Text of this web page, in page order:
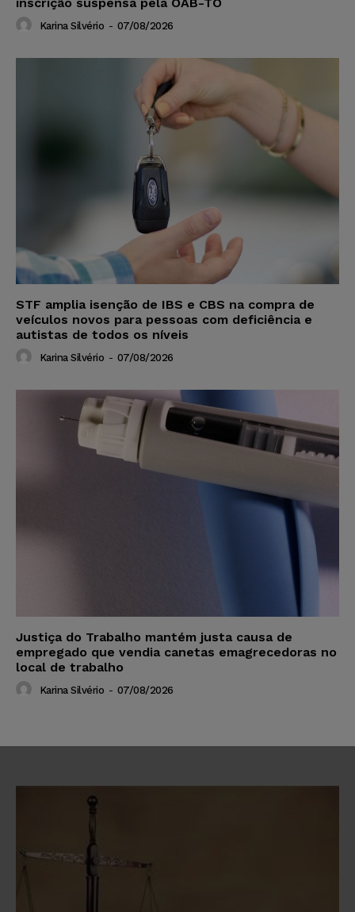
Karina Silvério - 07/08/2026
STF amplia isenção de IBS e CBS na compra de
veículos novos para pessoas com deficiência e
autistas de todos os níveis
Karina Silvério - 07/08/2026
Justiça do Trabalho mantém justa causa de
empregado que vendia canetas emagrecedoras no
local de trabalho
Karina Silvério - 07/08/2026